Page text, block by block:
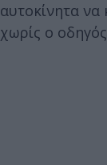
αυτοκίνητα να
χωρίς ο οδηγός